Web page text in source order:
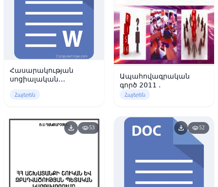
Հասարակության
սոցիալական
անցումային
Հայերեն
Ապահովագրական
գործ 2011 .
Հայերեն
download visibility53 download visibility52